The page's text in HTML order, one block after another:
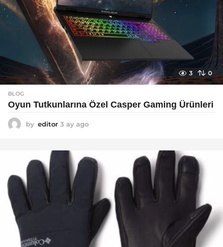
3 0
BLOG
Oyun Tutkunlarına Özel Casper Gaming Ürünleri
by editor 3 ay ago
g